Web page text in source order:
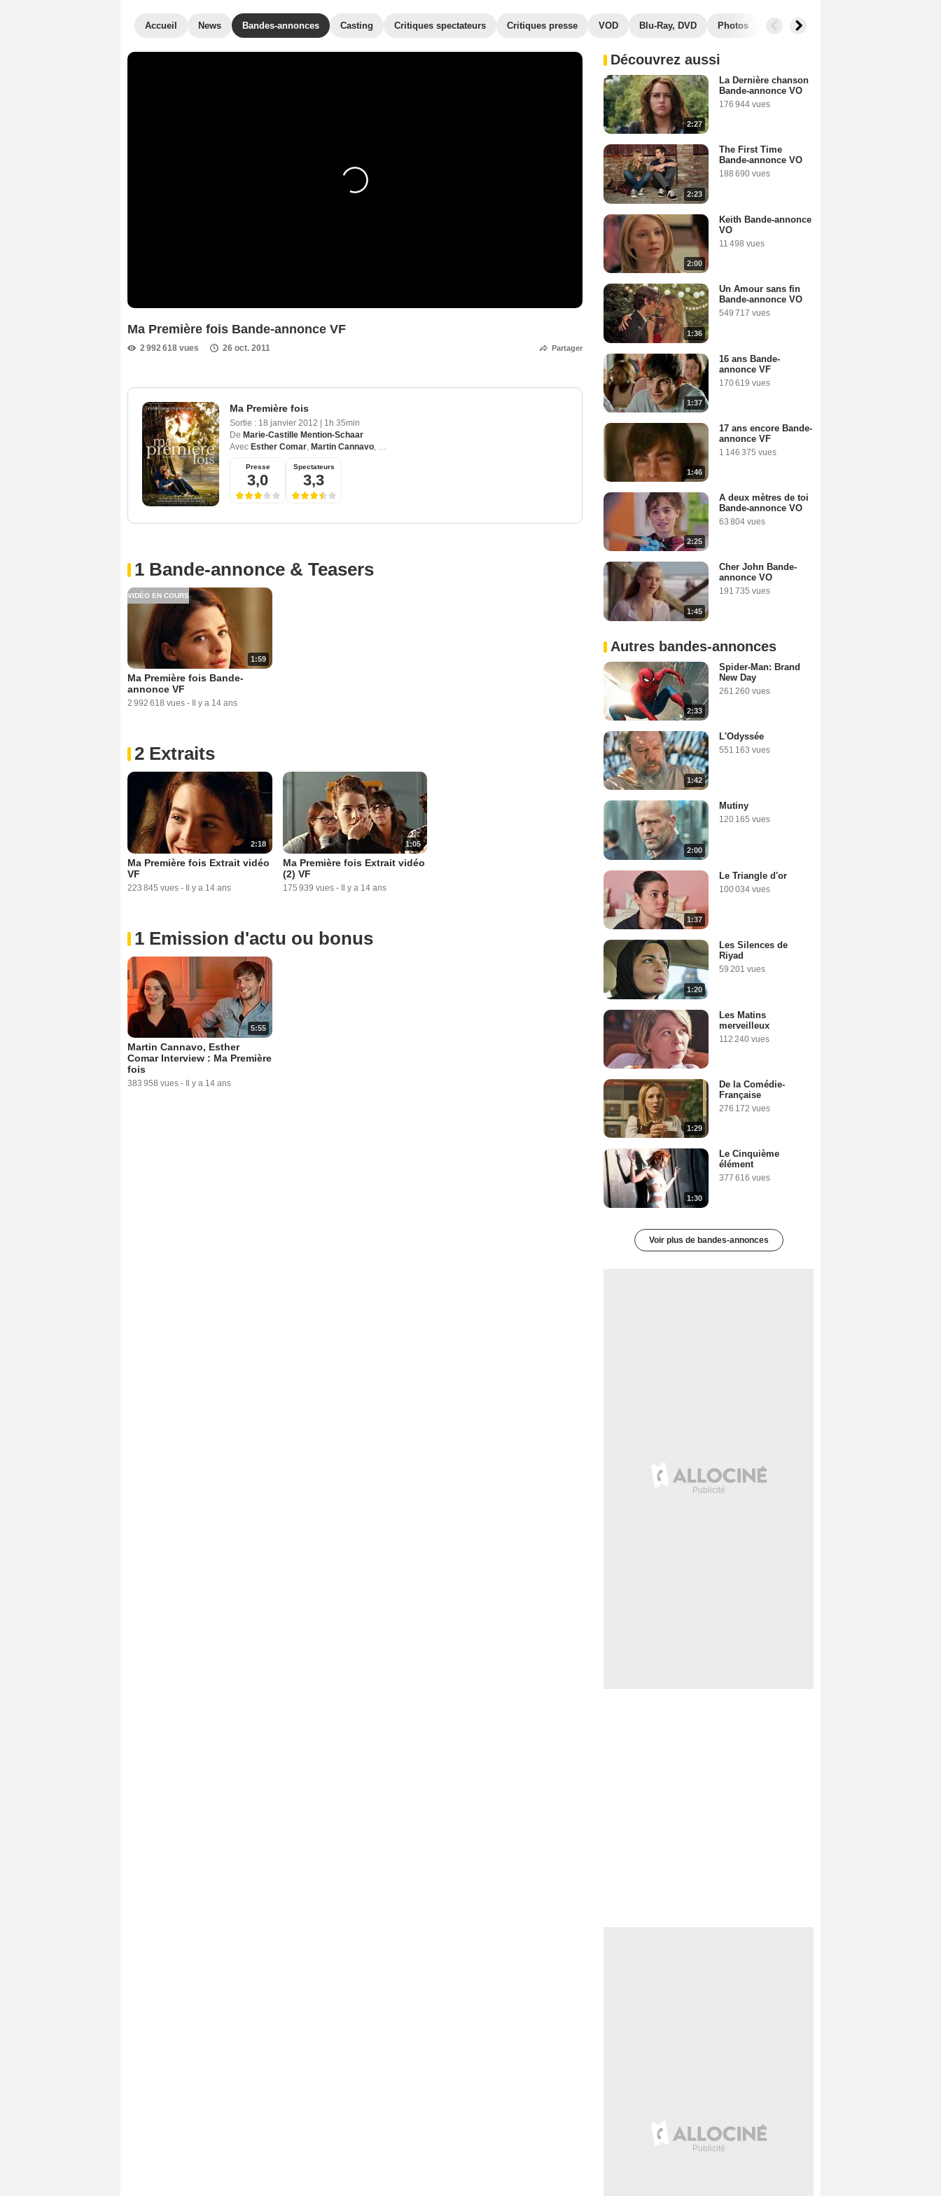
Accueil News Bandes-annonces Casting Critiques spectateurs Critiques presse VOD Blu-Ray, DVD Photos Secrets de tournage
Ma Première fois Bande-annonce VF
2 992 618 vues 26 oct. 2011 Partager
Ma Première fois
Sortie : 18 janvier 2012
1h 35min
De Marie-Castille Mention-Schaar
Avec Esther Comar, Martin Cannavo, Vincent Perez
Presse
3,0
Spectateurs
3,3
1 Bande-annonce & Teasers
1:59
VIDÉO EN COURS
Ma Première fois Bande-
annonce VF
2 992 618 vues - Il y a 14 ans
2 Extraits
2:18
Ma Première fois Extrait vidéo
VF
223 845 vues - Il y a 14 ans
1:05
Ma Première fois Extrait vidéo
(2) VF
175 939 vues - Il y a 14 ans
1 Emission d'actu ou bonus
5:55
Martin Cannavo, Esther
Comar Interview : Ma Première
fois
383 958 vues - Il y a 14 ans
Découvrez aussi
2:27
La Dernière chanson
Bande-annonce VO
176 944 vues
2:23
The First Time
Bande-annonce VO
188 690 vues
2:00
Keith Bande-annonce
VO
11 498 vues
1:36
Un Amour sans fin
Bande-annonce VO
549 717 vues
1:37
16 ans Bande-
annonce VF
170 619 vues
1:46
17 ans encore Bande-
annonce VF
1 146 375 vues
2:25
A deux mètres de toi
Bande-annonce VO
63 804 vues
1:45
Cher John Bande-
annonce VO
191 735 vues
Autres bandes-annonces
2:33
Spider-Man: Brand
New Day
261 260 vues
1:42
L'Odyssée
551 163 vues
2:00
Mutiny
120 165 vues
1:37
Le Triangle d'or
100 034 vues
1:20
Les Silences de
Riyad
59 201 vues
Les Matins
merveilleux
112 240 vues
1:29
De la Comédie-
Française
276 172 vues
1:30
Le Cinquième
élément
377 616 vues
Voir plus de bandes-annonces